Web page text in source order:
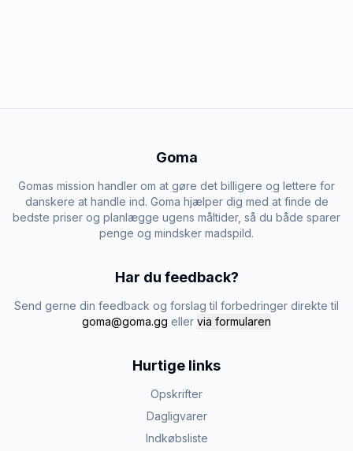
Goma
Gomas mission handler om at gøre det billigere og lettere for
danskere at handle ind. Goma hjælper dig med at finde de
bedste priser og planlægge ugens måltider, så du både sparer
penge og mindsker madspild.
Har du feedback?
Send gerne din feedback og forslag til forbedringer direkte til
goma@goma.gg eller via formularen
Hurtige links
Opskrifter
Dagligvarer
Indkøbsliste